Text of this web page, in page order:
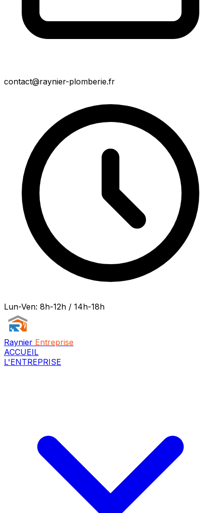
contact@raynier-plomberie.fr
Lun-Ven: 8h-12h / 14h-18h
Raynier Entreprise
ACCUEIL
L'ENTREPRISE